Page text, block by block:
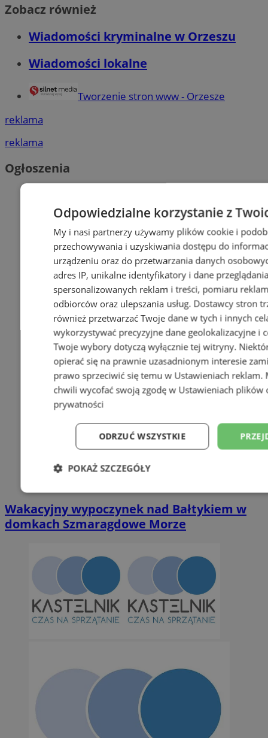
Zobacz również
Wiadomości kryminalne w Orzeszu
Wiadomości lokalne
Tworzenie stron www - Orzesze
reklama
reklama
Ogłoszenia
Wakacyjny wypoczynek nad Bałtykiem w
domkach Szmaragdowe Morze
Odpowiedzialne korzystanie z
My i nasi partnerzy używamy plików cookie i
przechowywania i uzyskiwania dostępu do
urządzeniu oraz do przetwarzania danych
adres IP, unikalne identyfikatory i dane
spersonalizowanych reklam i treści, pomiaru
odbiorców oraz ulepszania usług. Dostawcy stron
również przetwarzać Twoje dane w tych i innych
wykorzystywać precyzyjne dane geolokalizacyjne i
Twoje wybory dotyczą wyłącznie tej witryny.
opierać się na prawnie uzasadnionym interesie
prawo sprzeciwić się temu w Ustawieniach reklam.
chwili wycofać swoją zgodę w Ustawieniach plików
prywatności
ODRZUĆ WSZYSTKIE
POKAŻ SZCZEGÓŁY
Niezbędne Wydajność
Niezbędne Wydajność Targetowanie
można prawidłowo korzystać ze strony internetowej.